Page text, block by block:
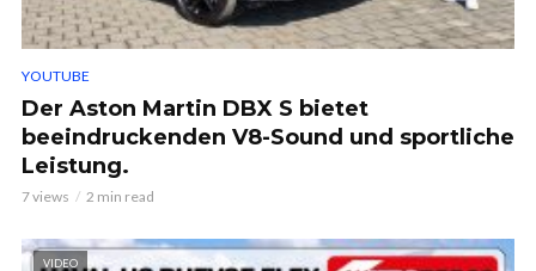
YOUTUBE
Der Aston Martin DBX S bietet
beeindruckenden V8-Sound und sportliche
Leistung.
7 views 2 min read
VIDEO